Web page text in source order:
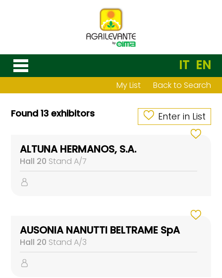
IT EN
My List Back to Search
Found 13 exhibitors Enter in List
ALTUNA HERMANOS, S.A.
Hall 20 Stand A/7
AUSONIA NANUTTI BELTRAME SpA
Hall 20 Stand A/3